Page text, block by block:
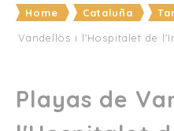
Home Cataluña
Vandellòs i l'Hospitalet de
Playas de